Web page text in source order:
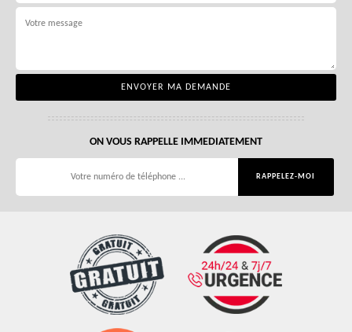
ON VOUS RAPPELLE IMMEDIATEMENT